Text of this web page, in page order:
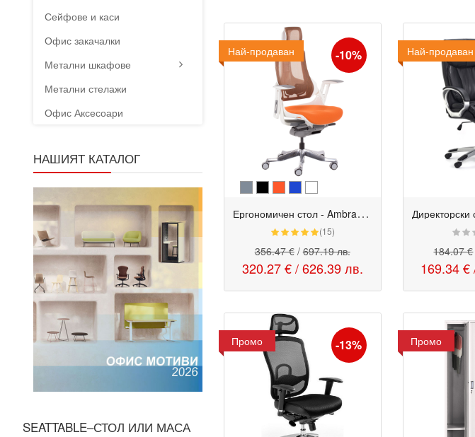
Сейфове и каси
Офис закачалки
Метални шкафове
Метални стелажи
Офис Аксесоари
НАШИЯТ КАТАЛОГ
SEATTABLE–СТОЛ ИЛИ МАСА
Промо
Най-продаван -10%
Е
ргономичен стол - Ambra оранжев
(15)
356.47 €/697.19 лв.
320.27 €/626.39 лв.
Промо
Най-продаван
184.07 €
169.34 €
Промо -13% Промо